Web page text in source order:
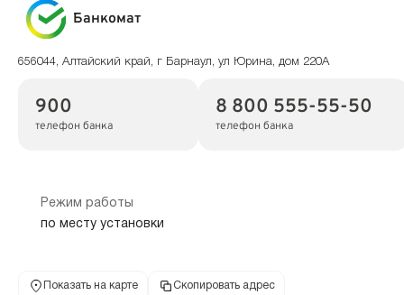
Банкомат
656044, Алтайский край, г Барнаул, ул Юрина, дом 220А
900
телефон банка
8 800 555-55-50
телефон банка
Режим работы
по месту установки
Показать на карте Скопировать адрес